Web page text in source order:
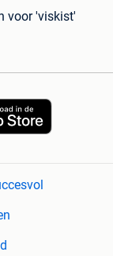
voor 'viskist'